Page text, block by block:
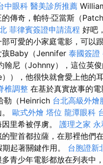
中眼科 醫美診所推薦
傳奇，帕特·亞當斯（Patch
菲律賓簽證申請流程 好吧
可愛的小家庭電影，可以
孩Baby（Jennifer 泰國簽證
翰尼（Johnny），這位英
），他很快就會愛上他的
椎調整 在基於真實故事的
勒（Heinrich 台北高級外燴
歐式外燴 塔位 龍潭眼科
里希被俘虜。 護理之家 永
聖首都拉薩，在那裡他們
起著關鍵作用。 台胞證新
青少年電影都放在列表中